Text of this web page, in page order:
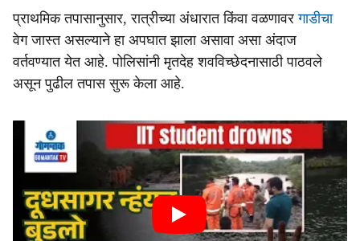
प्राथमिक तपासानुसार, रात्रीच्या अंधारात किंवा वळणावरगाडीचा
वेग जास्त असल्याने हा अपघात झाला असावा असा अंदाज
वर्तवण्यात येत आहे. पोलिसांनी मृतदेह शवविच्छेदनासाठी पाठवले
असून पुढील तपास सुरू केला आहे.